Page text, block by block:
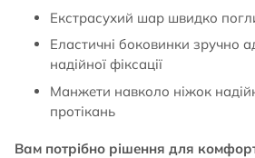
Екстрасухий шар швидко
Еластичні боковинки зручно
надійної фіксації
Манжети навколо ніжок
протікань
Вам потрібно рішення для